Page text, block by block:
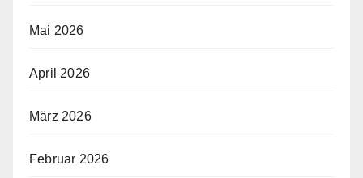
Mai 2026
April 2026
März 2026
Februar 2026